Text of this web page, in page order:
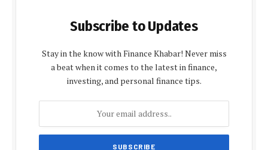
Subscribe to Updates
Stay in the know with Finance Khabar! Never miss
a beat when it comes to the latest in finance,
investing, and personal finance tips.